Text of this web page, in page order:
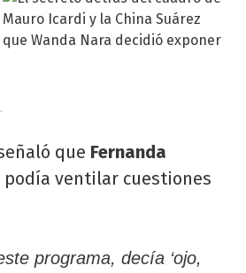
que Fernanda
podía ventilar cuestiones
programa, decía ‘ojo,